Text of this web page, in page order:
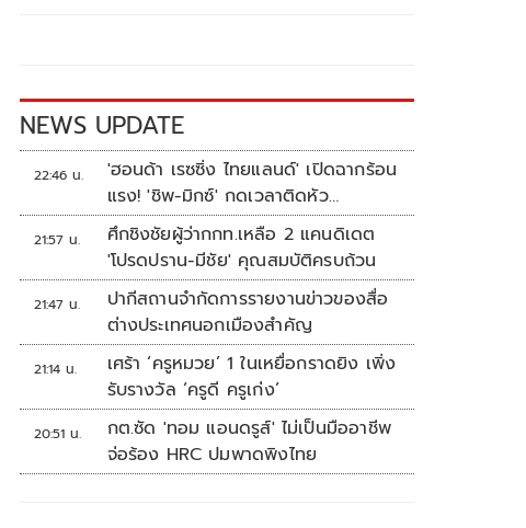
NEWS UPDATE
22:46 น.
'ฮอนด้า เรซซิ่ง ไทยแลนด์' เปิดฉากร้อน
แรง! 'ชิพ-มิกซ์' กดเวลาติดหัว
แถว ARRC สนาม 4 ที่มัลดาลิกา
21:57 น.
ศึกชิงชัยผู้ว่ากกท.เหลือ 2 แคนดิเดต
'โปรดปราน-มีชัย' คุณสมบัติครบถ้วน
21:47 น.
ปากีสถานจำกัดการรายงานข่าวของสื่อ
ต่างประเทศนอกเมืองสำคัญ
21:14 น.
เศร้า ‘ครูหมวย’ 1 ในเหยื่อกราดยิง เพิ่ง
รับรางวัล ‘ครูดี ครูเก่ง’
20:51 น.
กต.ซัด 'ทอม แอนดรูส์' ไม่เป็นมืออาชีพ
จ่อร้อง HRC ปมพาดพิงไทย